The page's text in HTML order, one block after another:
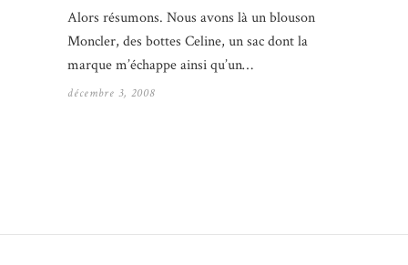
Alors résumons. Nous avons là un blouson
Moncler, des bottes Celine, un sac dont la
marque m’échappe ainsi qu’un…
décembre 3, 2008